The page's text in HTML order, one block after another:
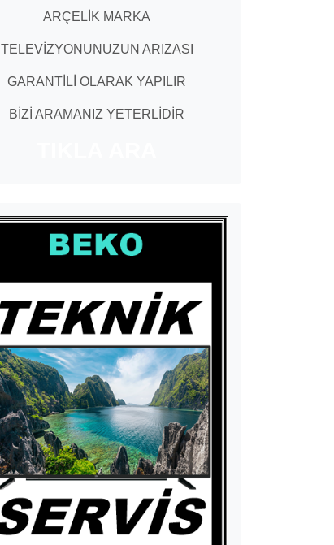
ARÇELİK MARKA
TELEVİZYONUNUZUN ARIZASI
GARANTİLİ OLARAK YAPILIR
BİZİ ARAMANIZ YETERLİDİR